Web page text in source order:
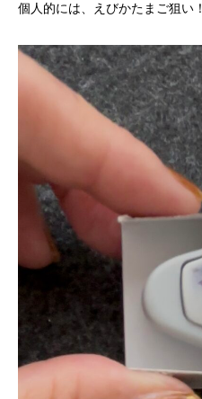
個人的には、えびかたまご狙い！